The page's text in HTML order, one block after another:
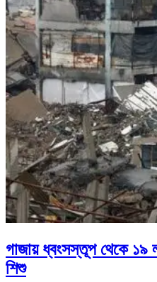
গাজায় ধ্বংসস্তূপ থেকে ১৯
শিশু